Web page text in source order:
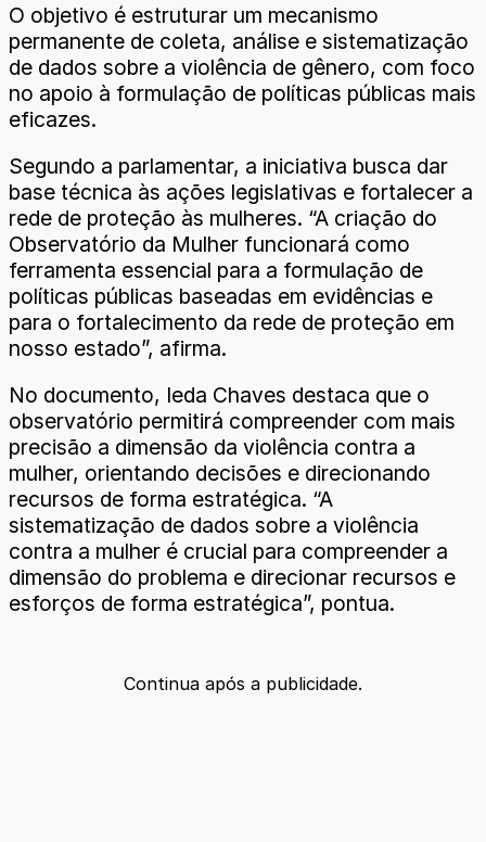
O objetivo é estruturar um mecanismo
permanente de coleta, análise e sistematização
de dados sobre a violência de gênero, com foco
no apoio à formulação de políticas públicas mais
eficazes.
Segundo a parlamentar, a iniciativa busca dar
base técnica às ações legislativas e fortalecer a
rede de proteção às mulheres. “A criação do
Observatório da Mulher funcionará como
ferramenta essencial para a formulação de
políticas públicas baseadas em evidências e
para o fortalecimento da rede de proteção em
nosso estado”, afirma.
No documento, Ieda Chaves destaca que o
observatório permitirá compreender com mais
precisão a dimensão da violência contra a
mulher, orientando decisões e direcionando
recursos de forma estratégica. “A
sistematização de dados sobre a violência
contra a mulher é crucial para compreender a
dimensão do problema e direcionar recursos e
esforços de forma estratégica”, pontua.
Continua após a publicidade.